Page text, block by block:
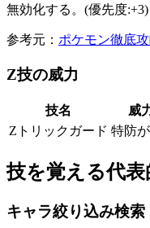
無効化する。(優先度:+3)
参考元： ポケモン徹底
Z技の威力
技名
威
Zトリックガード 特防
技を覚える代
キャラ絞り込み検索